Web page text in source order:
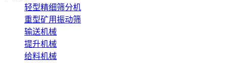
轻型精细筛分机
重型矿用振动筛
输送机械
提升机械
给料机械